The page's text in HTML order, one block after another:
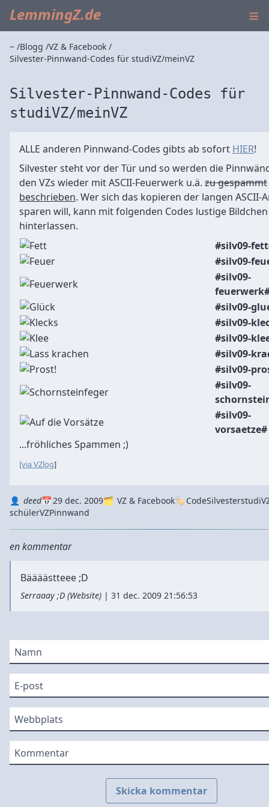
LemmingZ.de ≡
~ Blogg VZ & Facebook
Silvester-Pinnwand-Codes für studiVZ/meinVZ
Silvester-Pinnwand-Codes für
studiVZ/meinVZ
ALLE anderen Pinnwand-Codes gibts ab sofort HIER!
Silvester steht vor der Tür und so werden die
den VZs wieder mit ASCII-Feuerwerk u.ä. zu gespammt
beschrieben. Wer sich das kopieren der langen ASCII-
sparen will, kann mit folgenden Codes lustige Bildchen
hinterlassen.
#silv09-
#silv09-
#silv09-
#silv09-
#silv09-
#silv09-
#silv09-
#silv09-
#silv09-
#silv09-
vorsaetze#
...fröhliches Spammen ;)
[via VZlog]
Autordeed
Datum 29 dec. 2009
Kategorie VZ & Facebook Tags
CodeSilvester
schülerVZPinnwand
en kommentar
Bäääästteee ;D
Serraaay ;D (Website) | 31 dec. 2009 21:56:53
Namn
E-post
Webbplats
Kommentar
Skicka kommentar